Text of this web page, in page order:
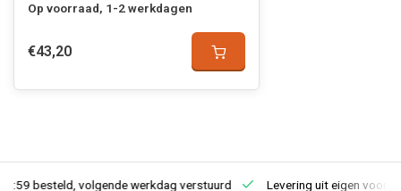
Op voorraad, 1-2 werkdagen
€43,20
besteld, volgende werkdag verstuurd Levering uit eigen